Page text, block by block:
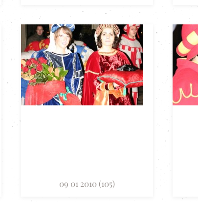
09 01 2010 (105)